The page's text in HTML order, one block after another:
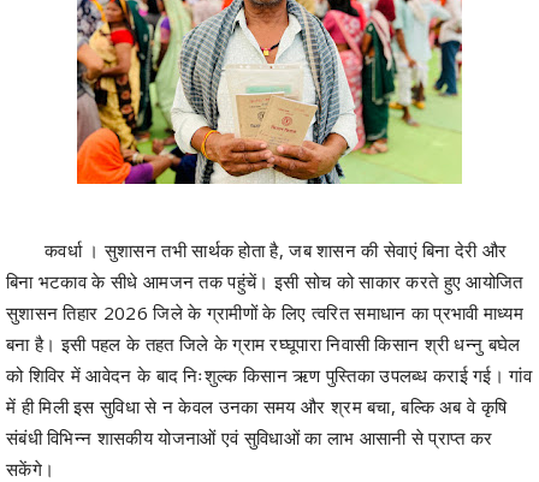
कवर्धा । सुशासन तभी सार्थक होता है, जब शासन की सेवाएं बिना देरी और
सुशासन तिहार 2026 जिले के ग्रामीणों के लिए त्वरित समाधान का प्रभावी माध्यम
बना है। इसी पहल के तहत जिले के ग्राम रघ्घूपारा निवासी किसान श्री धन्नु बघेल
को शिविर में आवेदन के बाद निःशुल्क किसान ऋण पुस्तिका उपलब्ध कराई गई। गांव
में ही मिली इस सुविधा से न केवल उनका समय और श्रम बचा, बल्कि अब वे कृषि
संबंधी विभिन्न शासकीय योजनाओं एवं सुविधाओं का लाभ आसानी से प्राप्त कर
सकेंगे।
श्री धन्नु बघेल ने सुशासन तिहार शिविर में किसान ऋण पुस्तिका के लिए